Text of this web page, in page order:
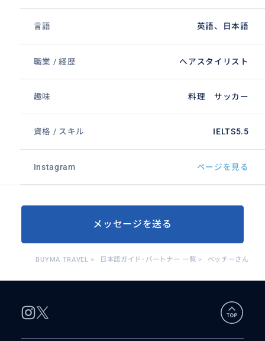
言語 英語、日本語
職業 / 経歴 ヘアスタイリスト
趣味 料理 サッカー
資格 / スキル IELTS5.5
Instagram ページを見る
メッセージを送る
BUYMA TRAVEL > 日本語ガイド･パートナー 一覧 > ベッチーさん